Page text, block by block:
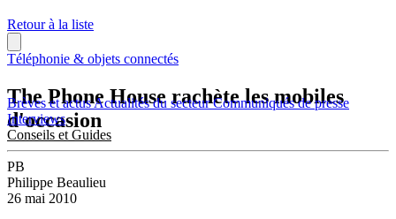
Brèves et actusActualités du secteurCommuniqués de presse
Interviews
Conseils et Guides
Retour à la liste
Téléphonie & objets connectés
The Phone House rachète les mobiles
d'occasion
PB
Philippe Beaulieu
26 mai 2010